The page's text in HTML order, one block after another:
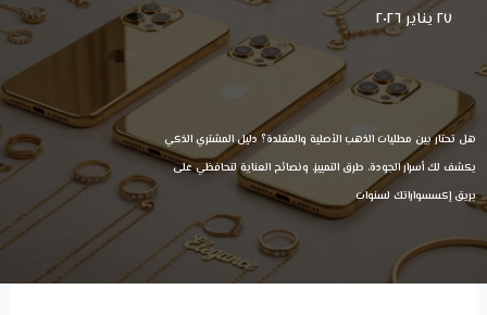
٢٧ يناير ٢٠٢٦
هل تحتار بين مطليات الذهب الأصلية والمقلدة؟ دليل المشتري الذكي
يكشف لك أسرار الجودة، طرق التمييز، ونصائح العناية لتحافظي على
بريق إكسسواراتك لسنوات